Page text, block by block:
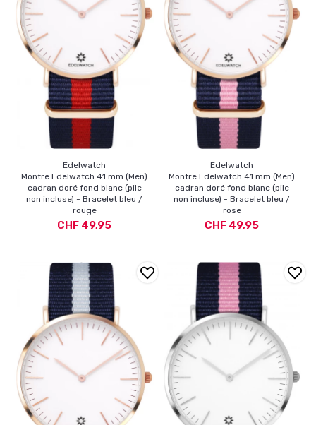
Edelwatch
Montre Edelwatch 41 mm (Men)
cadran doré fond blanc (pile
non incluse) - Bracelet bleu /
rouge
CHF 49,95
Edelwatch
Montre Edelwatch 41 mm (Men)
cadran doré fond blanc (pile
non incluse) - Bracelet bleu /
rose
CHF 49,95